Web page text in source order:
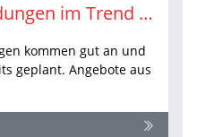
WLV Online-Fortbildungen im Trend – die nächsten Highlights
kommen gut an und
geplant. Angebote aus